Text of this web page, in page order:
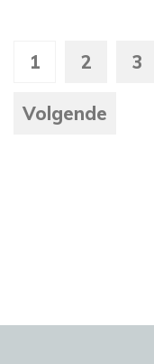
1 2 3
Volgende